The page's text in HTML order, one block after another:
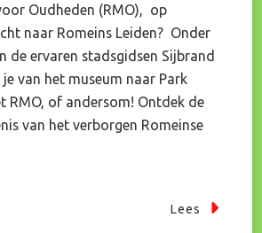
Oudheden (RMO), op
naar Romeins Leiden? Onder
de ervaren stadsgidsen Sijbrand
van het museum naar Park
RMO, of andersom! Ontdek de
van het verborgen Romeinse
Lees